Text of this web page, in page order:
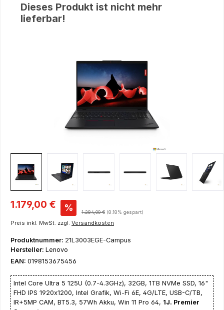
Dieses Produkt ist nicht mehr
lieferbar!
Verkaufspreis:
1.179,00 € % Regulärer Preis:
1.284,00 € (8.18% gespart)
Preis inkl. MwSt. zzgl. Versandkosten
Produktnummer: 21L3003EGE-Campus
Hersteller: Lenovo
EAN: 0198153675456
Intel Core Ultra 5 125U (0.7-4.3GHz), 32GB, 1TB NVMe SSD, 16"
FHD IPS 1920x1200, Intel Grafik, Wi-Fi 6E, 4G/LTE, USB-C/TB,
IR+5MP CAM, BT5.3, 57Wh Akku, Win 11 Pro 64, 1J. Premier